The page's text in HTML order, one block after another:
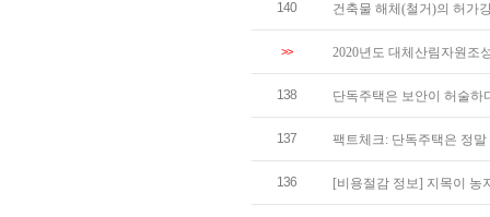
140 건축물 해체(철거)의 허가
>> 2020년도 대체산림자원조
138 단독주택은 보안이 허술하
137 팩트체크: 단독주택은 정말
136 [비용절감 정보] 지목이 농